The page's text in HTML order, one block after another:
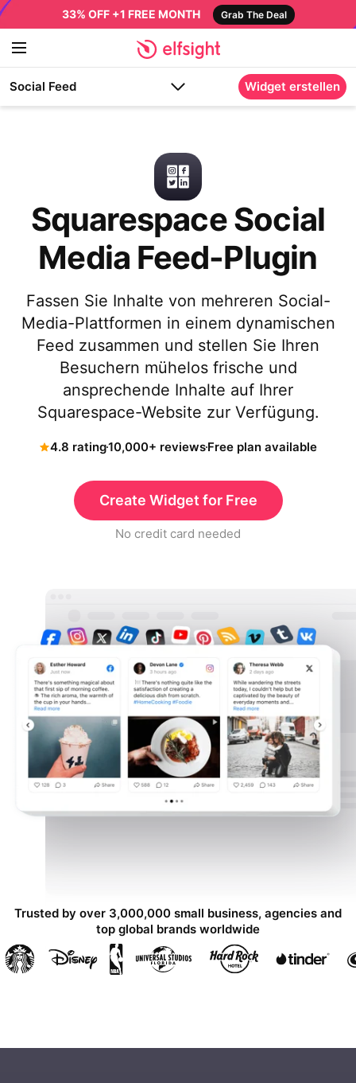
33% OFF +1 FREE MONTH Grab The Deal
Social Feed Widget erstellen
Squarespace Social
Media Feed-Plugin
Fassen Sie Inhalte von mehreren Social-
Media-Plattformen in einem dynamischen
Feed zusammen und stellen Sie Ihren
Besuchern mühelos frische und
ansprechende Inhalte auf Ihrer
Squarespace-Website zur Verfügung.
4.8 rating10,000+ reviewsFree plan available
Create Widget for Free
No credit card needed
Trusted by over 3,000,000 small business, agencies and
top global brands worldwide